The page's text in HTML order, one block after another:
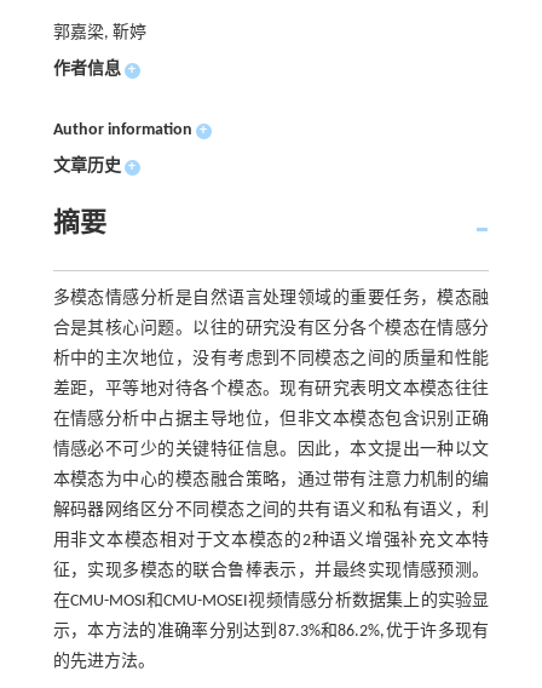
郭嘉梁, 靳婷
作者信息 +
Author information +
文章历史 +
摘要
多模态情感分析是自然语言处理领域的重要任务，模态融
合是其核心问题。以往的研究没有区分各个模态在情感分
析中的主次地位，没有考虑到不同模态之间的质量和性能
差距，平等地对待各个模态。现有研究表明文本模态往往
在情感分析中占据主导地位，但非文本模态包含识别正确
情感必不可少的关键特征信息。因此，本文提出一种以文
本模态为中心的模态融合策略，通过带有注意力机制的编
解码器网络区分不同模态之间的共有语义和私有语义，利
用非文本模态相对于文本模态的2种语义增强补充文本特
征，实现多模态的联合鲁棒表示，并最终实现情感预测。
在CMU-MOSI和CMU-MOSEI视频情感分析数据集上的实验显
示，本方法的准确率分别达到87.3%和86.2%,优于许多现有
的先进方法。